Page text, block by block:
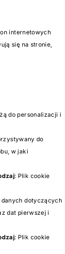
internetowych
się na stronie,
do personalizacji i
do
w jaki
: Plik cookie
dotyczących
dat pierwszej i
: Plik cookie